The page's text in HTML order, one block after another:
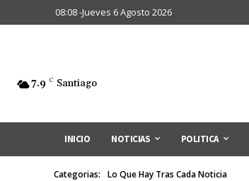
08:08 -Jueves 6 Agosto 2026
7.9 C Santiago
INICIO NOTICIAS POLITICA
Categorias: Lo Que Hay Tras Cada Noticia